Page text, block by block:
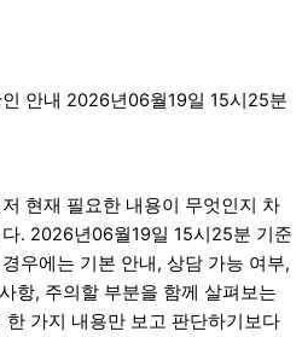
안내 2026년06월19일 15시25분
현재 필요한 내용이 무엇인지 차
. 2026년06월19일 15시25분 기준
우에는 기본 안내, 상담 가능 여부,
항, 주의할 부분을 함께 살펴보는
가지 내용만 보고 판단하기보다